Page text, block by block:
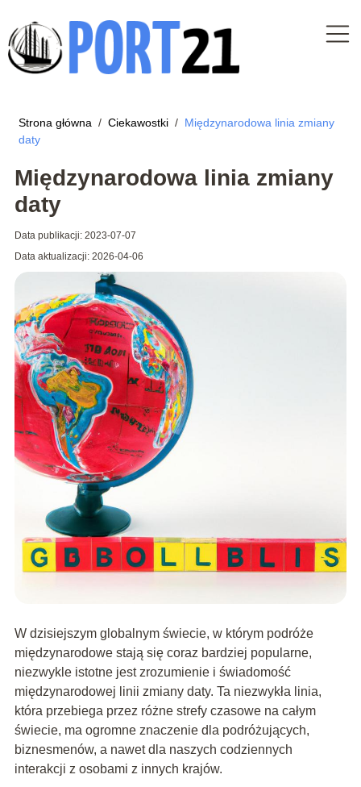
Strona główna / Ciekawostki / Międzynarodowa linia zmiany
daty
Międzynarodowa linia zmiany
daty
Data publikacji: 2023-07-07
Data aktualizacji: 2026-04-06
W dzisiejszym globalnym świecie, w którym podróże
międzynarodowe stają się coraz bardziej popularne,
niezwykle istotne jest zrozumienie i świadomość
międzynarodowej linii zmiany daty. Ta niezwykła linia,
która przebiega przez różne strefy czasowe na całym
świecie, ma ogromne znaczenie dla podróżujących,
biznesmenów, a nawet dla naszych codziennych
interakcji z osobami z innych krajów.